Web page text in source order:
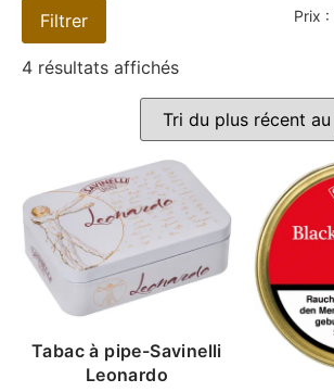
Filtrer Prix :
4 résultats affichés
Tabac à pipe-Savinelli
Leonardo